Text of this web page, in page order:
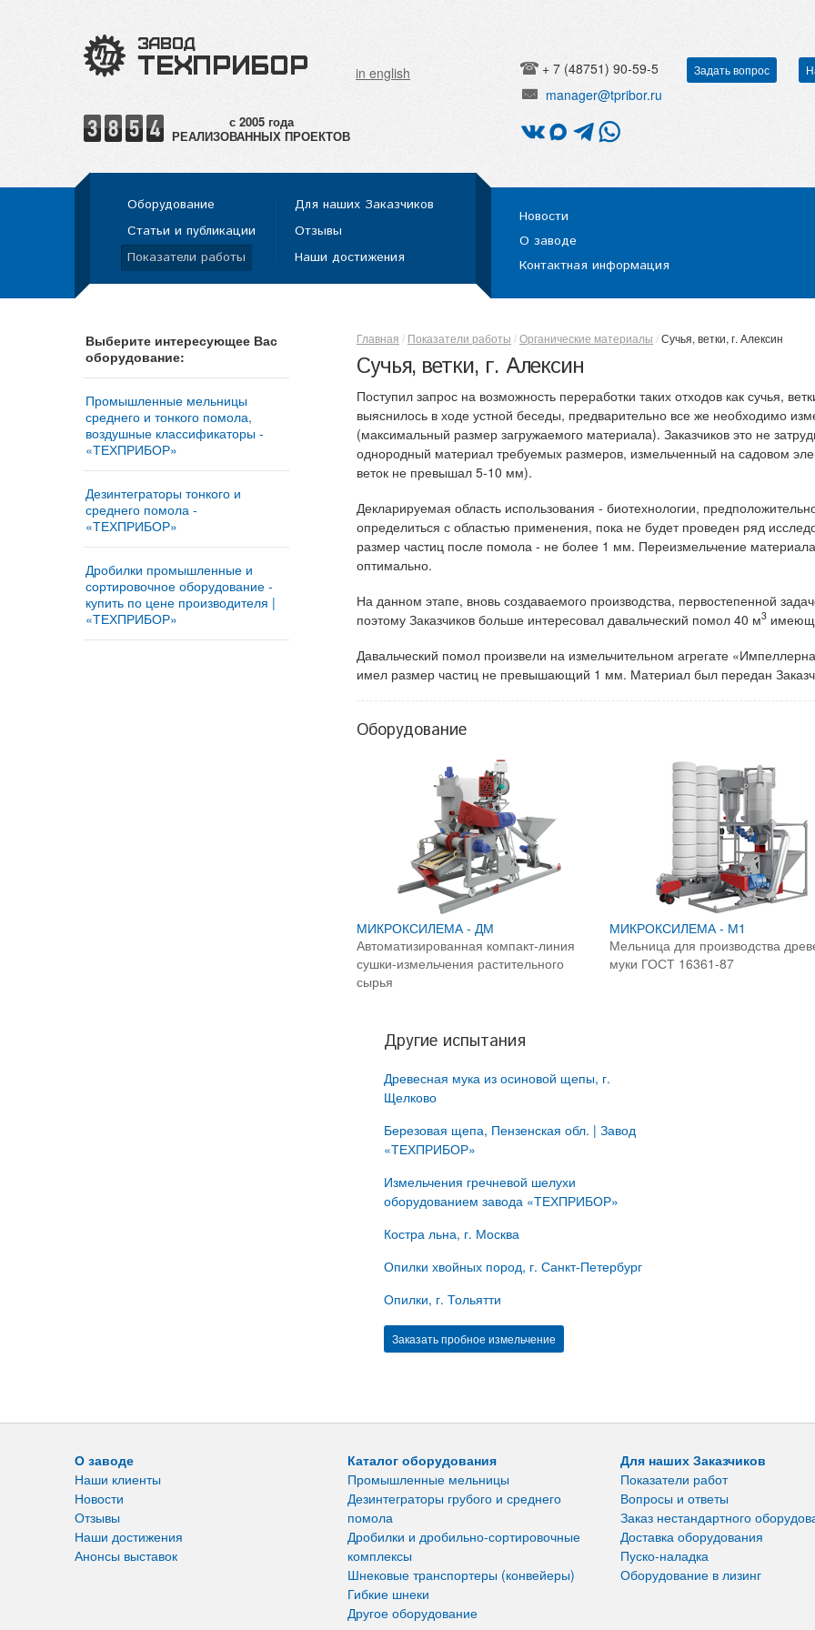
in english + 7 (48751) 90-59-5 Задать вопрос
manager@tpribor.ru
РЕАЛИЗОВАННЫХ ПРОЕКТОВ
Оборудование
Статьи и публикации
Показатели работы
Для наших Заказчиков
Отзывы
Наши достижения
Новости
О заводе
Контактная информация
Выберите интересующее Вас
оборудование:
Промышленные мельницы
среднего и тонкого помола,
воздушные классификаторы -
«ТЕХПРИБОР»
Мельница «ТРИБОКИНЕТИКА
– 10050» - купить у
изготовителя
Мельница «ТРИБОКИНЕТИКА
– 3050» | Ударно-
центробежные и шаровые
мельницы
Автоматизированная
мельница «МИКРОКСИЛЕМА -
М1» Сушит – мелет -
Дезинтеграторы тонкого и
среднего помола -
«ТЕХПРИБОР»
Измельчительный агрегат
«ДМПК-ГОРИЗОНТ»
Дезинтегратор «ГОРИЗОНТ –
380Z»
Дезинтегратор «ГОРИЗОНТ-
Дробилки промышленные и
сортировочное оборудование -
купить по цене производителя |
«ТЕХПРИБОР»
Купить дробильно-
Главная Показатели работы Органические материалы Сучья, ветки, г. Алексин
Сучья, ветки, г. Алексин
Поступил запрос на возможность переработки таких отходов как сучья,
выяснилось в ходе устной беседы, предварительно все же необходимо
(максимальный размер загружаемого материала). Заказчиков это не
однородный материал требуемых размеров, измельченный на садовом
веток не превышал 5-10 мм).
Декларируемая область использования - биотехнологии,
определиться с областью применения, пока не будет проведен ряд
размер частиц после помола - не более 1 мм. Переизмельчение
оптимально.
На данном этапе, вновь создаваемого производства, первостепенной
поэтому Заказчиков больше интересовал давальческий помол 40 м3
Давальческий помол произвели на измельчительном агрегате
имел размер частиц не превышающий 1 мм. Материал был передан
Оборудование
МИКРОКСИЛЕМА - ДМ
Автоматизированная компакт-линия
сушки-измельчения растительного
сырья
МИКРОКСИЛЕМА - М1
Мельница для производства
муки ГОСТ 16361-87
Другие испытания
Древесная мука из осиновой щепы, г.
Щелково
Березовая щепа, Пензенская обл. | Завод
«ТЕХПРИБОР»
Измельчения гречневой шелухи
оборудованием завода «ТЕХПРИБОР»
Костра льна, г. Москва
Опилки хвойных пород, г. Санкт-Петербург
Опилки, г. Тольятти
Заказать пробное измельчение
О заводе
Наши клиенты
Новости
Отзывы
Наши достижения
Анонсы выставок
Каталог оборудования
Промышленные мельницы
Дезинтеграторы грубого и среднего
помола
Дробилки и дробильно-сортировочные
комплексы
Шнековые транспортеры (конвейеры)
Гибкие шнеки
Другое оборудование
Для наших Заказчиков
Показатели работ
Вопросы и ответы
Заказ нестандартного
Доставка оборудования
Пуско-наладка
Оборудование в лизинг